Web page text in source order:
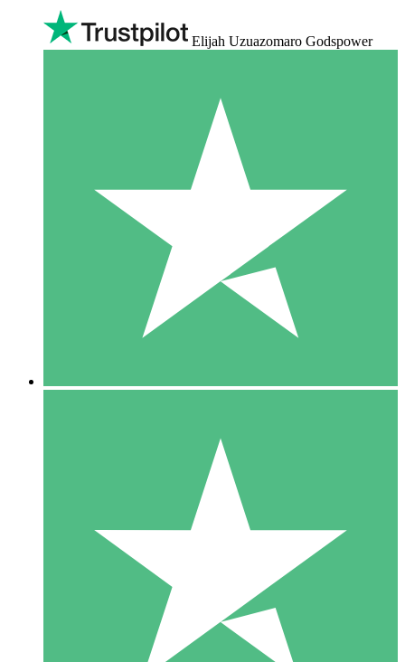
Elijah Uzuazomaro Godspower